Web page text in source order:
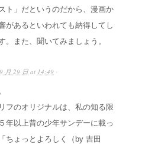
ト」だというのだから、漫画か
があるといわれても納得してし
。また、聞いてみましょう。
月 29 日 at 14:49 ·
フのオリジナルは、私の知る限
年以上昔の少年サンデーに載っ
ちょっとよろしく（by 吉田